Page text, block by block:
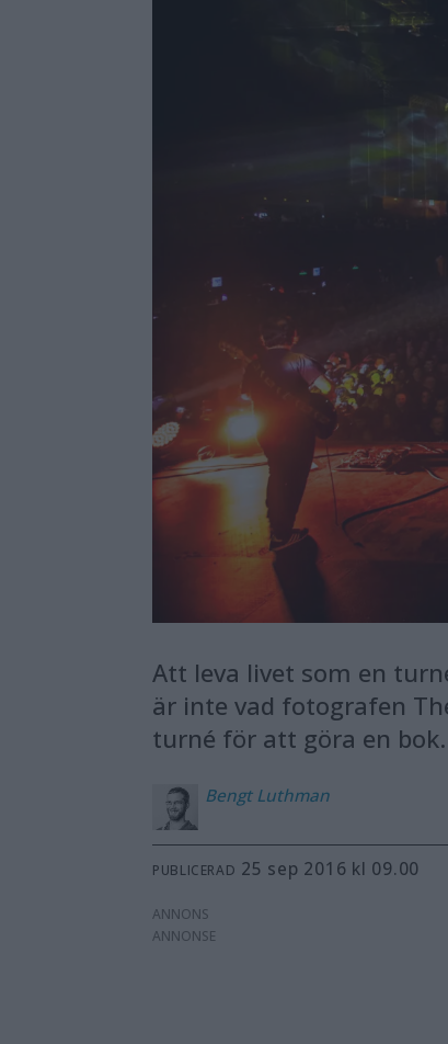
Att leva livet som en
är inte vad fotografen
turné för att göra en bok.
Bengt Luthman
PUBLICERAD 25 sep 2016 kl 09.00
ANNONS